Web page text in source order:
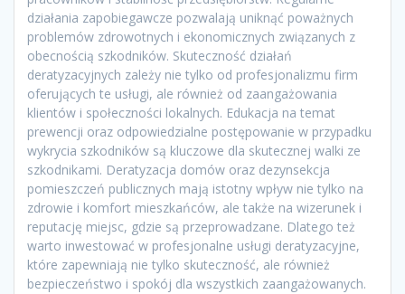
działania zapobiegawcze pozwalają uniknąć poważnych
problemów zdrowotnych i ekonomicznych związanych z
obecnością szkodników. Skuteczność działań
deratyzacyjnych zależy nie tylko od profesjonalizmu firm
oferujących te usługi, ale również od zaangażowania
klientów i społeczności lokalnych. Edukacja na temat
prewencji oraz odpowiedzialne postępowanie w przypadku
wykrycia szkodników są kluczowe dla skutecznej walki ze
szkodnikami. Deratyzacja domów oraz dezynsekcja
pomieszczeń publicznych mają istotny wpływ nie tylko na
zdrowie i komfort mieszkańców, ale także na wizerunek i
reputację miejsc, gdzie są przeprowadzane. Dlatego też
warto inwestować w profesjonalne usługi deratyzacyjne,
które zapewniają nie tylko skuteczność, ale również
bezpieczeństwo i spokój dla wszystkich zaangażowanych.